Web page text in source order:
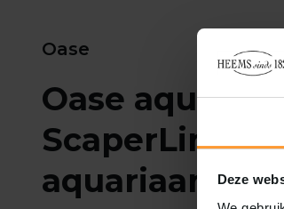
Deze
Oase
Oase aquaria
ScaperLine –
aquariaan